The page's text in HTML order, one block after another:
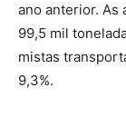
ano anterior. As
99,5 mil
mistas
9,3%.